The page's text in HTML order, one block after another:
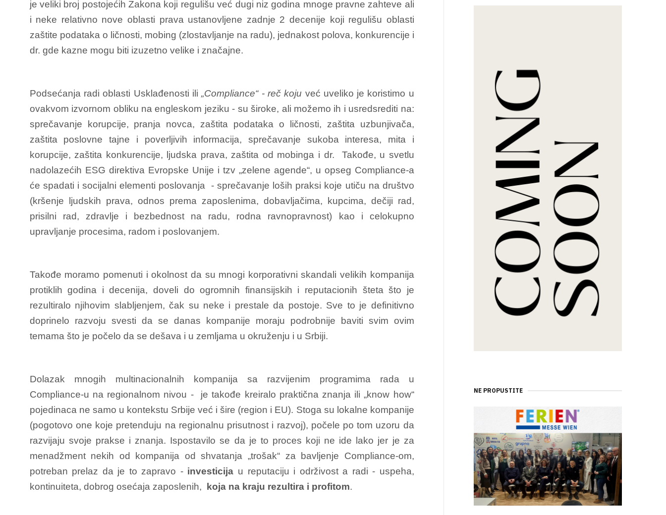
je veliki broj postojećih Zakona koji regulišu već dugi niz godina mnoge pravne zahteve ali
i neke relativno nove oblasti prava ustanovljene zadnje 2 decenije koji regulišu oblasti
zaštite podataka o ličnosti, mobing (zlostavljanje na radu), jednakost polova, konkurencije i
dr. gde kazne mogu biti izuzetno velike i značajne.
Podsećanja radi oblasti Usklađenosti ili„Compliance“ - reč koju već uveliko je koristimo u
ovakvom izvornom obliku na engleskom jeziku - su široke, ali možemo ih i usredsrediti na:
sprečavanje korupcije, pranja novca, zaštita podataka o ličnosti, zaštita uzbunjivača,
zaštita poslovne tajne i poverljivih informacija, sprečavanje sukoba interesa, mita i
korupcije, zaštita konkurencije, ljudska prava, zaštita od mobinga i dr. Takođe, u svetlu
nadolazećih ESG direktiva Evropske Unije i tzv „zelene agende“, u opseg Compliance-a
će spadati i socijalni elementi poslovanja - sprečavanje loših praksi koje utiču na društvo
(kršenje ljudskih prava, odnos prema zaposlenima, dobavljačima, kupcima, dečiji rad,
prisilni rad, zdravlje i bezbednost na radu, rodna ravnopravnost) kao i celokupno
upravljanje procesima, radom i poslovanjem.
Takođe moramo pomenuti i okolnost da su mnogi korporativni skandali velikih kompanija
protiklih godina i decenija, doveli do ogromnih finansijskih i reputacionih šteta što je
rezultiralo njihovim slabljenjem, čak su neke i prestale da postoje. Sve to je definitivno
doprinelo razvoju svesti da se danas kompanije moraju podrobnije baviti svim ovim
temama što je počelo da se dešava i u zemljama u okruženju i u Srbiji.
Dolazak mnogih multinacionalnih kompanija sa razvijenim programima rada u
Compliance-u na regionalnom nivou - je takođe kreiralo praktična znanja ili „know how“
pojedinaca ne samo u kontekstu Srbije već i šire (region i EU). Stoga su lokalne kompanije
(pogotovo one koje pretenduju na regionalnu prisutnost i razvoj), počele po tom uzoru da
razvijaju svoje prakse i znanja. Ispostavilo se da je to proces koji ne ide lako jer je za
menadžment nekih od kompanija od shvatanja „trošak“ za bavljenje Compliance-om,
potreban prelaz da je to zapravo - investicija u reputaciju i održivost a radi - uspeha,
kontinuiteta, dobrog osećaja zaposlenih,
koja na kraju rezultira i profitom.
NE PROPUSTITE